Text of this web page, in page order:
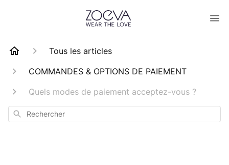
Tous les articles
COMMANDES & OPTIONS DE PAIEMENT
Quels modes de paiement acceptez-vous ?
Rechercher